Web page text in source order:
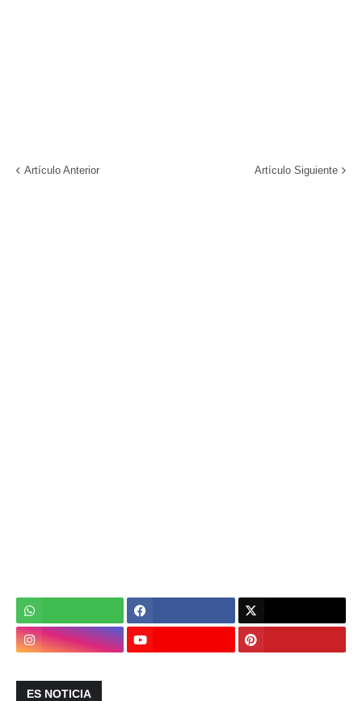
Artículo Anterior Artículo Siguiente
ES NOTICIA